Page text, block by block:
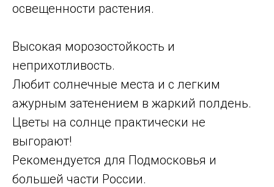
освещенности растения.
Высокая морозостойкость и
неприхотливость.
Любит солнечные места и с легким
ажурным затенением в жаркий полдень.
Цветы на солнце практически не
выгорают!
Рекомендуется для Подмосковья и
большей части России.